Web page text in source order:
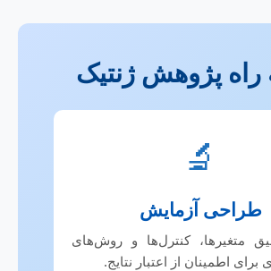
پژوهش ژنتیک
🔬
طراحی آزمایش
متغیرها، کنترل‌ها و روش‌های
برای اطمینان از اعتبار نتایج.